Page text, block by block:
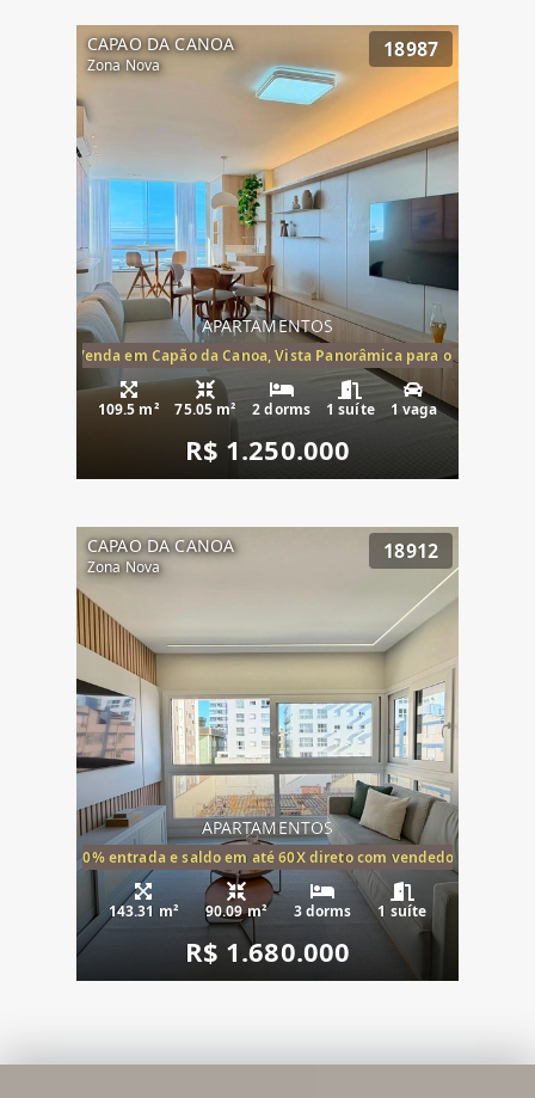
CAPAO DA CANOA
Zona Nova
18987
APARTAMENTOS
Mar à Venda em Capão da Canoa, Vista Panorâmica para o Mar, 2
109.5 m² 75.05 m² 2 dorms 1 suíte 1 vaga
R$ 1.250.000
CAPAO DA CANOA
Zona Nova
18912
APARTAMENTOS
20% entrada e saldo em até 60X direto com vendedor
143.31 m² 90.09 m² 3 dorms 1 suíte
R$ 1.680.000